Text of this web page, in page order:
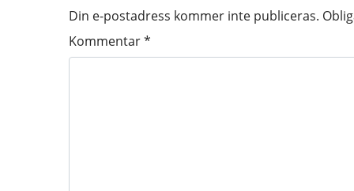
Din e-postadress kommer inte publiceras.
Kommentar*